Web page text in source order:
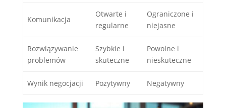
Komunikacja
Otwarte i
regularne
Ograniczone i
niejasne
Rozwiązywanie
problemów
Szybkie i
skuteczne
Powolne i
nieskuteczne
Wynik negocjacji Pozytywny Negatywny